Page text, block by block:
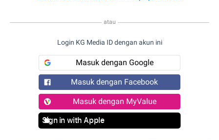
atau
Login KG Media ID dengan akun ini
Masuk dengan Google
Masuk dengan Facebook
Masuk dengan MyValue
Sign in with Apple